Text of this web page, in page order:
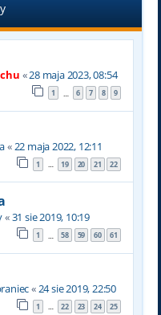
«28 maja 2023, 08:54
1 … 6 7 8 9
«22 maja 2022, 12:11
1 … 19 20 21 22
«31 sie 2019, 10:19
1 … 58 59 60 61
«24 sie 2019, 22:50
1 … 22 23 24 25